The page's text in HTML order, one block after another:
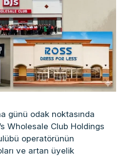
günü odak noktasında
Wholesale Club Holdings
operatörünün
ve artan üyelik